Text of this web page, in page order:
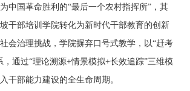
国革命胜利的“最后一个农村指挥所”，其
干部培训学院转化为新时代干部教育的创新
会治理挑战，学院摒弃口号式教学，以“赶考
，通过“理论溯源+情景模拟+长效追踪”三维模
干部能力建设的全生命周期。